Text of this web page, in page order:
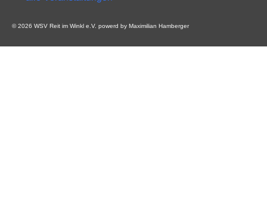
© 2026 WSV Reit im Winkl e.V. powerd by Maximilian Hamberger